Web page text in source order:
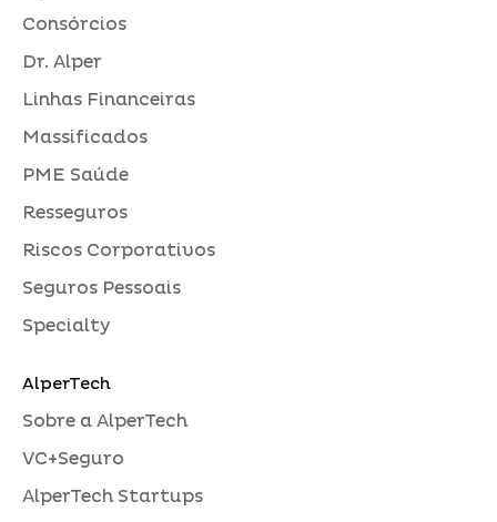
Consórcios
Dr. Alper
Linhas Financeiras
Massificados
PME Saúde
Resseguros
Riscos Corporativos
Seguros Pessoais
Specialty
AlperTech
Sobre a AlperTech
VC+Seguro
AlperTech Startups